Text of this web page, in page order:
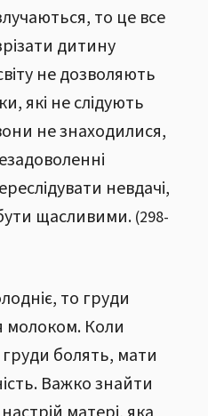
то це все
дитину
не дозволяють
які не слідують
не знаходилися,
невдачі,
щасливими. (298-
то груди
молоком. Коли
болять, мати
Важко знайти